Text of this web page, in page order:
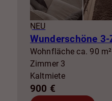
NEU
Wohnfläche ca. 90 m²
Zimmer 3
Kaltmiete
900 €